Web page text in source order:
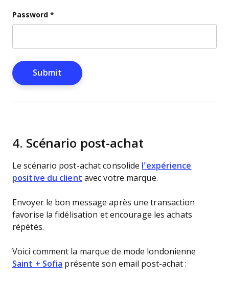
Password *
4. Scénario post-achat
Le scénario post-achat consolide l’expérience
positive du client avec votre marque.
Envoyer le bon message après une transaction
favorise la fidélisation et encourage les achats
répétés.
Voici comment la marque de mode londonienne
Saint + Sofia présente son email post-achat :